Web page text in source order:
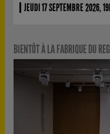
JEUDI 17 SEPTEMBRE 2026,
BIENTÔT À LA FABRIQUE DU